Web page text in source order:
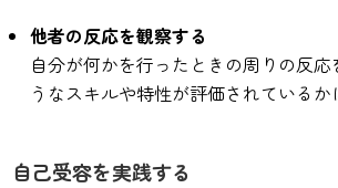
他者の反応を観察する
自分が何かを行ったときの周りの反応
うなスキルや特性が評価されているか
自己受容を実践する